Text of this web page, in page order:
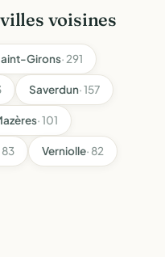
voisines
Girons· 291
Saverdun· 157
· 101
83 Verniolle· 82